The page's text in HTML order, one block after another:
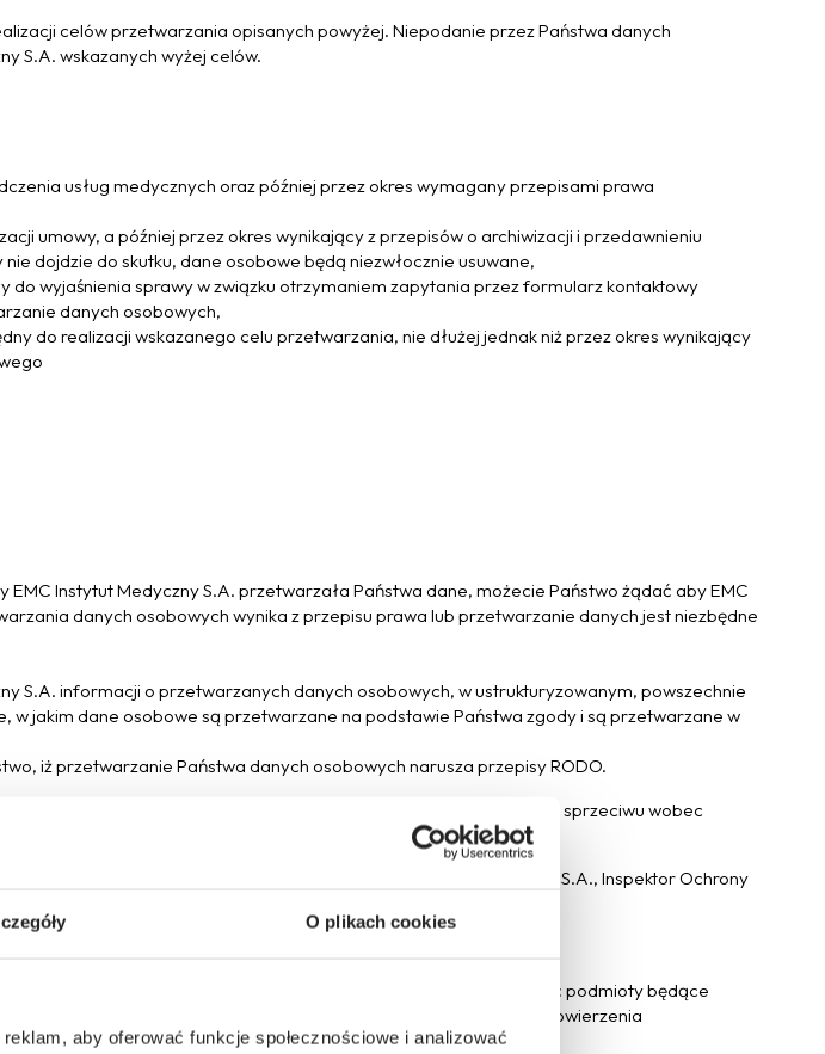
O plikach cookies
aby oferować funkcje społecznościowe i analizować
celów przetwarzania opisanych powyżej. Niepodanie przez Państwa danych
S.A. wskazanych wyżej celów.
usług medycznych oraz później przez okres wymagany przepisami prawa
umowy, a później przez okres wynikający z przepisów o archiwizacji i przedawnieniu
dojdzie do skutku, dane osobowe będą niezwłocznie usuwane,
wyjaśnienia sprawy w związku otrzymaniem zapytania przez formularz kontaktowy
danych osobowych,
do realizacji wskazanego celu przetwarzania, nie dłużej jednak niż przez okres wynikający
Instytut Medyczny S.A. przetwarzała Państwa dane, możecie Państwo żądać aby EMC
danych osobowych wynika z przepisu prawa lub przetwarzanie danych jest niezbędne
S.A. informacji o przetwarzanych danych osobowych, w ustrukturyzowanym, powszechnie
jakim dane osobowe są przetwarzane na podstawie Państwa zgody i są przetwarzane w
iż przetwarzanie Państwa danych osobowych narusza przepisy RODO.
EMC Instytut Medyczny S.A., przysługuje prawo do wniesienia sprzeciwu wobec
Danych Osobowych pod adresem: EMC Instytut Medyczny S.A., Inspektor Ochrony
Instytut Medyczny S.A. Odbiorcami Państwa danych mogą być podmioty będące
usług oraz zewnętrzni dostawcy usług IT na podstawie umowy powierzenia